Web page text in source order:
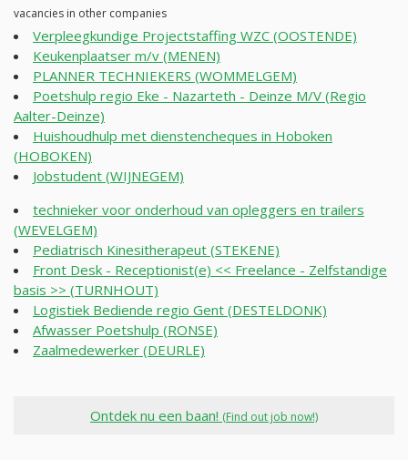
vacancies in other companies
Verpleegkundige Projectstaffing WZC (OOSTENDE)
Keukenplaatser m/v (MENEN)
PLANNER TECHNIEKERS (WOMMELGEM)
Poetshulp regio Eke - Nazarteth - Deinze M/V (Regio
Aalter-Deinze)
Huishoudhulp met dienstencheques in Hoboken
(HOBOKEN)
Jobstudent (WIJNEGEM)
technieker voor onderhoud van opleggers en trailers
(WEVELGEM)
Pediatrisch Kinesitherapeut (STEKENE)
Front Desk - Receptionist(e) << Freelance - Zelfstandige
basis >> (TURNHOUT)
Logistiek Bediende regio Gent (DESTELDONK)
Afwasser Poetshulp (RONSE)
Zaalmedewerker (DEURLE)
Ontdek nu een baan! (Find out job now!)